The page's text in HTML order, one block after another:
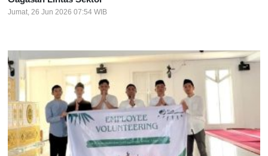
Jumat, 26 Jun 2026 07:54 WIB